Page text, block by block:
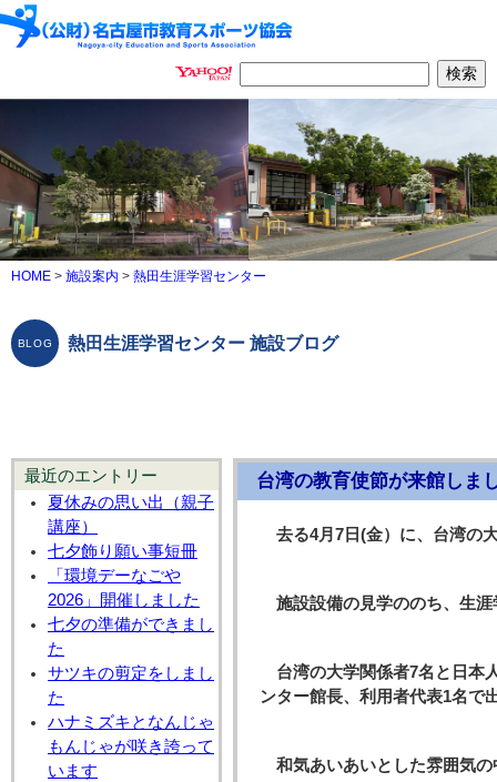
HOME > 施設案内 > 熱田生涯学習センター
熱田生涯学習センター 施設ブログ
最近のエントリー
夏休みの思い出（親子
講座）
七夕飾り願い事短冊
「環境デーなごや
2026」開催しました
七夕の準備ができまし
た
サツキの剪定をしまし
た
ハナミズキとなんじゃ
もんじゃが咲き誇って
います
台湾の教育使節が来館しま
去る4月7日(金）に、台湾の
施設設備の見学ののち、生
台湾の大学関係者7名と日本
ンター館長、利用者代表1名で
和気あいあいとした雰囲気